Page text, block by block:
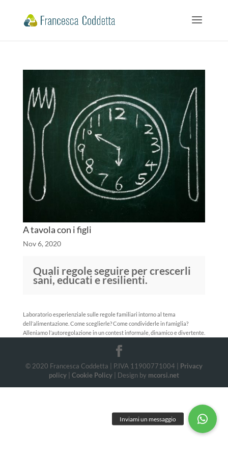
A tavola con i figli
Nov 6, 2020
Quali regole seguire per crescerli
sani, educati e resilienti.
Laboratorio esperienziale sulle regole familiari intorno al tema
dell’alimentazione. Come sceglierle? Come condividerle in famiglia?
Alleniamo l’autoregolazione in un contest informale, dinamico e divertente.
© 2020 Francesca Coddetta | P.IVA 11900771004 | Privacy
policy| Cookie Policy| Design by mcorsi.net